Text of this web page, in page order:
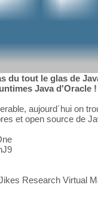
du tout le glas de
Java d'Oracle !
aujourd´hui on
et open source de
Research Virtual